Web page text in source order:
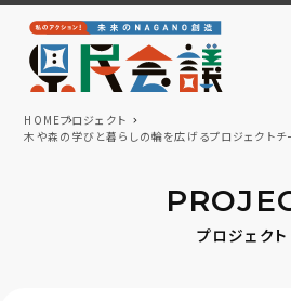
HOMEプロジェクト
木や森の学びと暮らしの輪を広げるプロジェクトチー
プロジェクト